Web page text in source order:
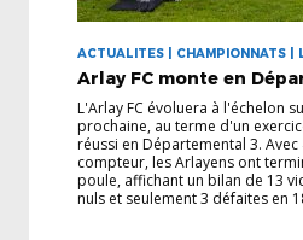
ACTUALITES | CHAMPIONNATS |
Arlay FC monte en
L'Arlay FC évoluera à l'échelon
prochaine, au terme d'un
réussi en Départemental 3.
compteur, les Arlayens ont
poule, affichant un bilan de 13
nuls et seulement 3 défaites en